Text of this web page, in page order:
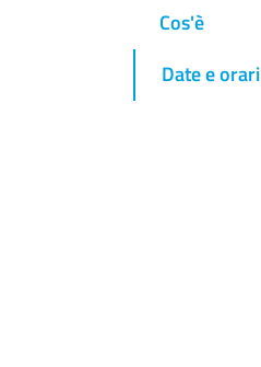
Cos'è
Date e orari